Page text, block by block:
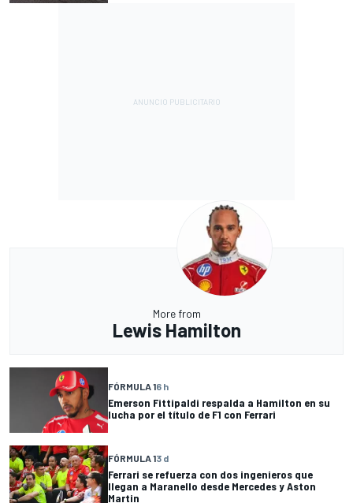
More from
Lewis Hamilton
FÓRMULA 16 h
Emerson Fittipaldi respalda a Hamilton en su
lucha por el título de F1 con Ferrari
FÓRMULA 13 d
Ferrari se refuerza con dos ingenieros que
llegan a Maranello desde Mercedes y Aston
Martin